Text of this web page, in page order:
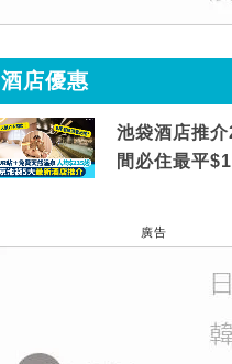
酒店優惠
池袋酒店推
間必住最平
廣告